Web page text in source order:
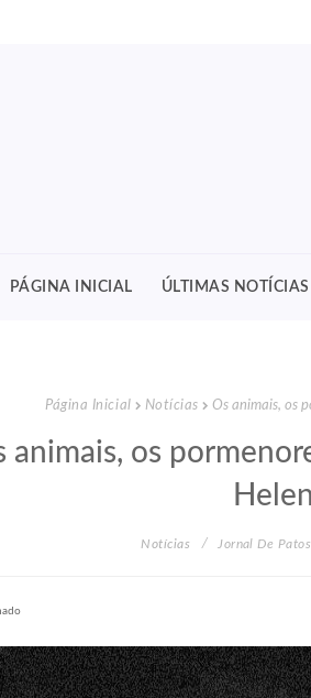
PÁGINA INICIAL ÚLTIMAS NOTÍCIAS
Página Inicial Notícias Os animais, os
animais, os
Notícias Jornal De Patos